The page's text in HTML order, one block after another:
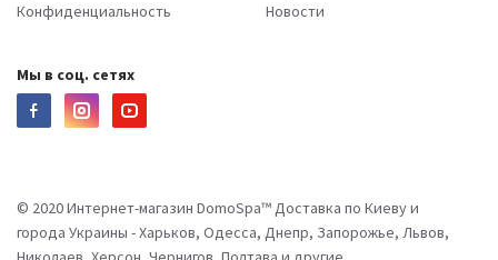
Конфиденциальность
Новости
Мы в соц. сетях
© 2020 Интернет-магазин DomoSpa™ Доставка по Киеву и
города Украины - Харьков, Одесса, Днепр, Запорожье, Львов,